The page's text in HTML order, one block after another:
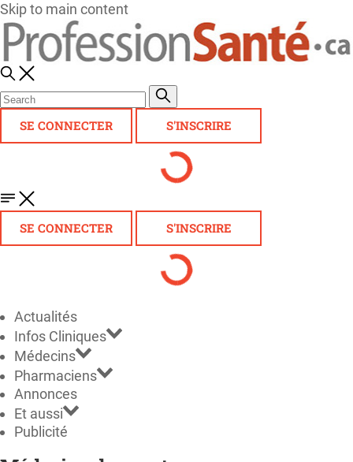
Skip to main content
SE CONNECTER S'INSCRIRE
SE CONNECTER S'INSCRIRE
Actualités
Infos Cliniques
Médecins
Pharmaciens
Annonces
Et aussi
Publicité